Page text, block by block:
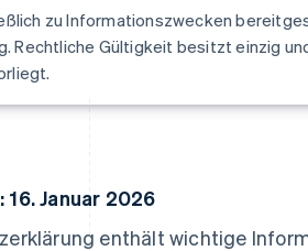
zu Informationszwecken
Rechtliche Gültigkeit besitzt einzig
Januar 2026
enthält wichtige